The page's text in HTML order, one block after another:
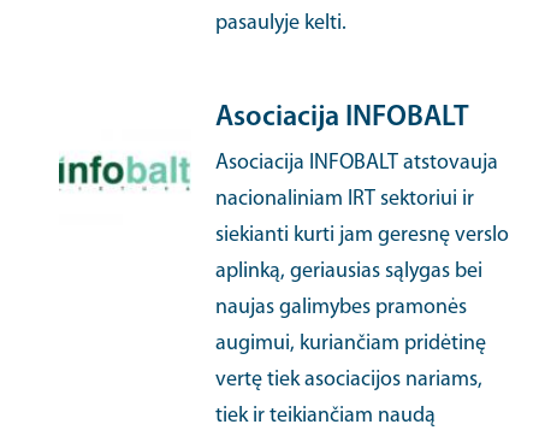
pasaulyje kelti.
Asociacija INFOBALT
Asociacija INFOBALT atstovauja
nacionaliniam IRT sektoriui ir
siekianti kurti jam geresnę verslo
aplinką, geriausias sąlygas bei
naujas galimybes pramonės
augimui, kuriančiam pridėtinę
vertę tiek asociacijos nariams,
tiek ir teikiančiam naudą